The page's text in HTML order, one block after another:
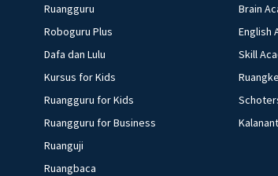
Ruangguru
Roboguru Plus
Dafa dan Lulu
Kursus for Kids
Ruangguru for Kids
Ruangguru for Business
Ruanguji
Ruangbaca
Brain
English
Skill